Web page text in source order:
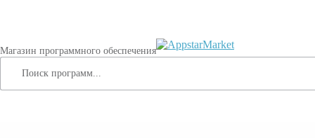
Магазин программного обеспечения